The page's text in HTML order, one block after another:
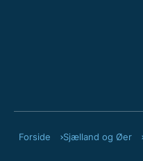
Forside Sjælland og Øer